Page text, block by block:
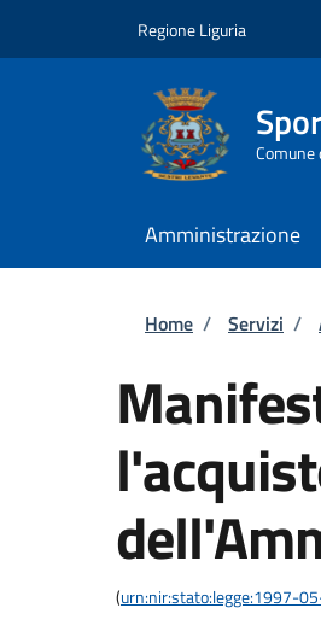
Regione Liguria
Amministrazione
Briciole
Home / Servizi /
(urn:nir:stato:legge:1997-